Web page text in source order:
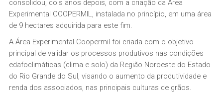
consolidou, dois anos depois, com a criação da Área
Experimental COOPERMIL, instalada no princípio, em uma área
de 9 hectares adquirida para este fim.
A Área Experimental Coopermil foi criada com o objetivo
principal de validar os processos produtivos nas condições
edafoclimáticas (clima e solo) da Região Noroeste do Estado
do Rio Grande do Sul, visando o aumento da produtividade e
renda dos associados, nas principais culturas de grãos.